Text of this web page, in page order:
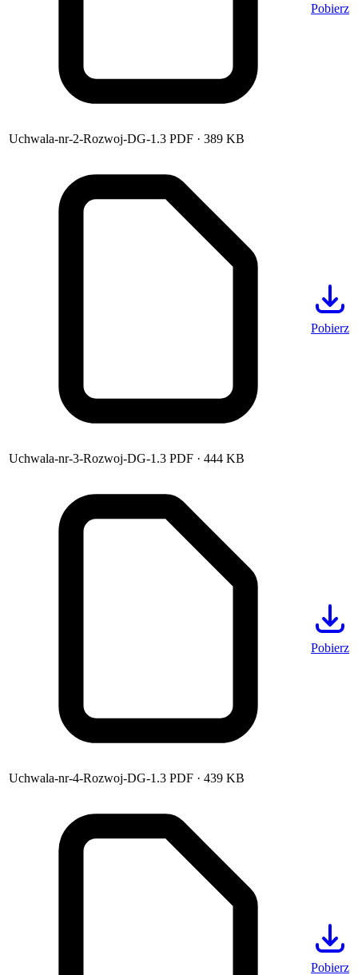
Uchwala-nr-2-Rozwoj-DG-1.3 PDF · 389 KB
Pobierz
Uchwala-nr-3-Rozwoj-DG-1.3 PDF · 444 KB
Pobierz
Uchwala-nr-4-Rozwoj-DG-1.3 PDF · 439 KB
Pobierz
Pobierz